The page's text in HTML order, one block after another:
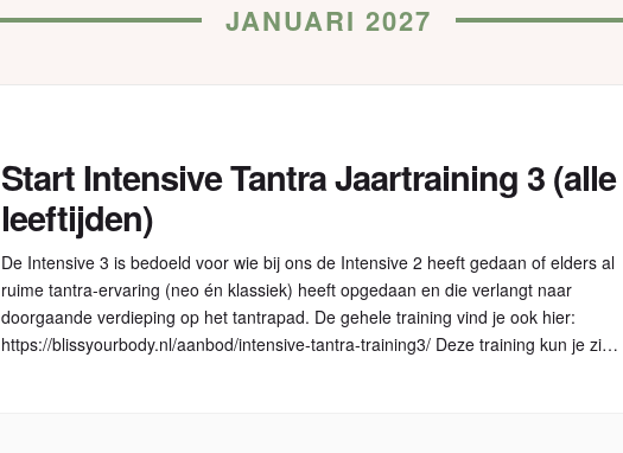
JANUARI 2027
Start Intensive Tantra Jaartraining 3 (alle
leeftijden)
De Intensive 3 is bedoeld voor wie bij ons de Intensive 2 heeft gedaan of elders al
ruime tantra-ervaring (neo én klassiek) heeft opgedaan en die verlangt naar
doorgaande verdieping op het tantrapad. De gehele training vind je ook hier:
https://blissyourbody.nl/aanbod/intensive-tantra-training3/ Deze training kun je zien